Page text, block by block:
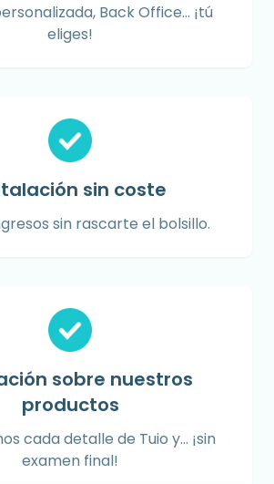
Back Office... ¡tú
eliges!
sin coste
sin rascarte el bolsillo.
sobre nuestros
productos
cada detalle de Tuio y... ¡sin
examen final!